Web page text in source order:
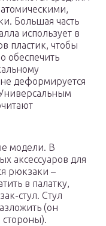
Большая часть
использует в
пластик, чтобы
обеспечить
деформируется
модели. В
аксессуаров для
рюкзаки –
в палатку,
стул. Стул
(он
стороны).